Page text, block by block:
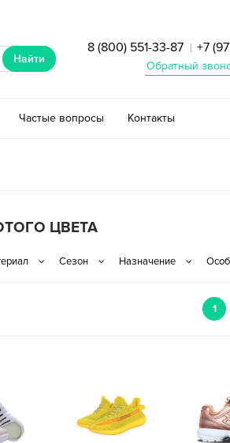
Найти
8 (800) 551-33-87 | +7
Обратный
Частые вопросы Контакты
ЦВЕТА
1